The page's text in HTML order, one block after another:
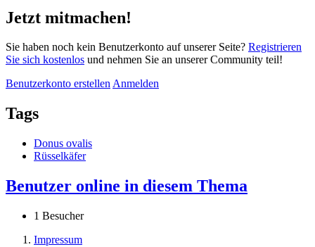
Jetzt mitmachen!
Sie haben noch kein Benutzerkonto auf unserer Seite? Registrieren
Sie sich kostenlos und nehmen Sie an unserer Community teil!
Benutzerkonto erstellenAnmelden
Tags
Donus ovalis
Rüsselkäfer
Benutzer online in diesem Thema
1 Besucher
Impressum